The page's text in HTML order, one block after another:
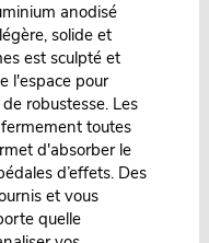
anodisé
solide et
est sculpté et
l'espace pour
robustesse. Les
toutes
d'absorber le
d’effets. Des
et vous
quelle